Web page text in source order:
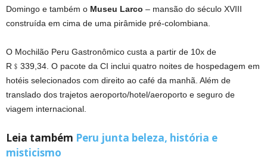
Domingo e também o Museu Larco – mansão do século XVIII
construída em cima de uma pirâmide pré-colombiana.
O Mochilão Peru Gastronômico custa a partir de 10x de
R﹩339,34. O pacote da CI inclui quatro noites de hospedagem em
hotéis selecionados com direito ao café da manhã. Além de
translado dos trajetos aeroporto/hotel/aeroporto e seguro de
viagem internacional.
Leia também Peru junta beleza, história e
misticismo